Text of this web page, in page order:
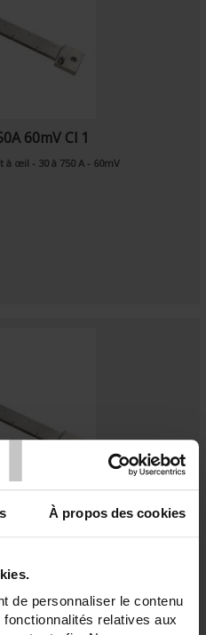
À propos des cookies
de personnaliser le contenu
relatives aux
60mV Cl 1
œil - 30 à 750 A - 60mV
60mV Cl 0.5